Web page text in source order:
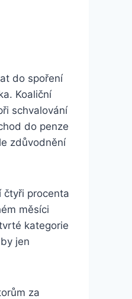
do spoření
Koaliční
schvalování
do penze
zdůvodnění
čtyři procenta
měsíci
kategorie
jen
za